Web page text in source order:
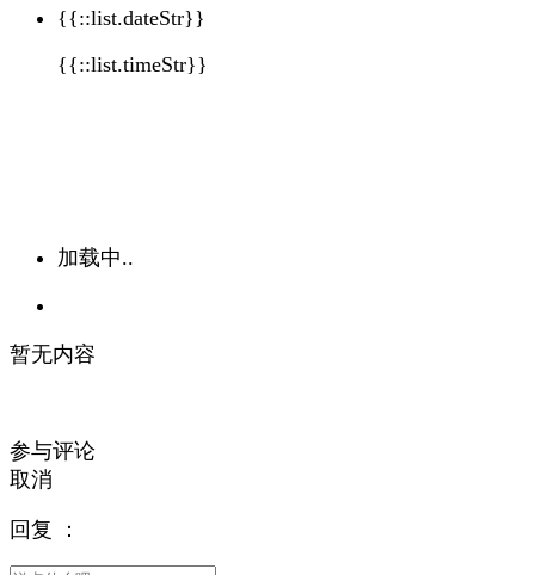
{{::list.dateStr}}
{{::list.timeStr}}
加载中..
暂无内容
参与评论
取消
回复 ：